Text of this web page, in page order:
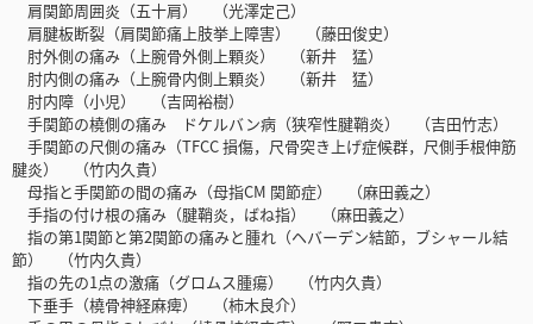
肩関節周囲炎（五十肩） （光澤定己）
肩腱板断裂（肩関節痛上肢挙上障害） （藤田俊史）
肘外側の痛み（上腕骨外側上顆炎） （新井 猛）
肘内側の痛み（上腕骨内側上顆炎） （新井 猛）
肘内障（小児） （吉岡裕樹）
手関節の橈側の痛み ドケルバン病（狭窄性腱鞘炎） （吉田竹志）
手関節の尺側の痛み（TFCC 損傷，尺骨突き上げ症候群，尺側手根伸筋
腱炎） （竹内久貴）
母指と手関節の間の痛み（母指CM 関節症） （麻田義之）
手指の付け根の痛み（腱鞘炎，ばね指） （麻田義之）
指の第1関節と第2関節の痛みと腫れ（ヘバーデン結節，ブシャール結
節） （竹内久貴）
指の先の1点の激痛（グロムス腫瘍） （竹内久貴）
下垂手（橈骨神経麻痺） （柿木良介）